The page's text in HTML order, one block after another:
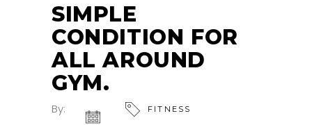
SIMPLE
CONDITION FOR
ALL AROUND
GYM.
By: FITNESS